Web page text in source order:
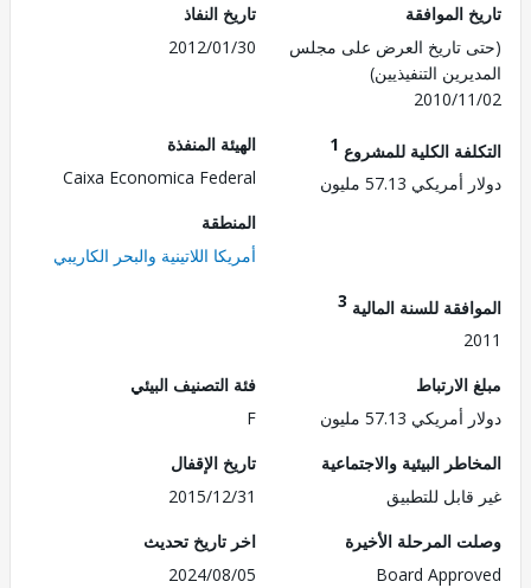
الموافقة
تاريخ العرض على مجلس
التنفيذيين)
2010/
تاريخ النفاذ
2012/01/30
الكلية للمشروع1
57.13 مليون
الهيئة المنفذة
Caixa Economica Federal
أمريكا اللاتينية والبحر الكاريبي
للسنة المالية3
57.13 مليون
فئة التصنيف البيئي
البيئية والاجتماعية
للتطبيق
تاريخ الإقفال
2015/12/31
المرحلة الأخيرة
Board
اخر تاريخ تحديث
2024/08/05